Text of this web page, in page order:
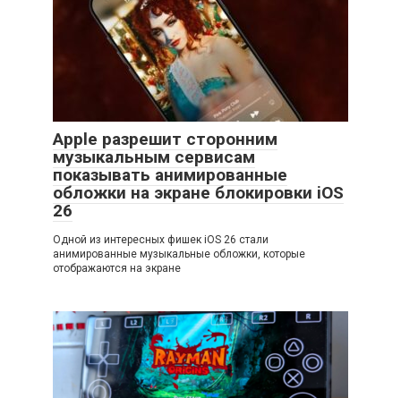
Apple разрешит сторонним
музыкальным сервисам
показывать анимированные
обложки на экране блокировки iOS
26
Одной из интересных фишек iOS 26 стали
анимированные музыкальные обложки, которые
отображаются на экране